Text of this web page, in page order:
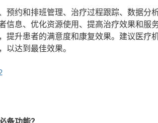
预约和排班管理、治疗过程跟踪、数据分
信息、优化资源使用、提高治疗效果和服
提升患者的满意度和康复效果。建议医疗
达到最佳效果。